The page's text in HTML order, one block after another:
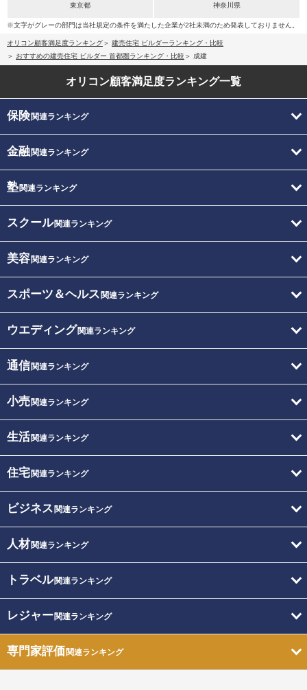
東京都 神奈川県
※文字がグレーの部門は当社規定の条件を満たした企業が2社未満のため発表しておりません。
オリコン顧客満足度ランキング
建売住宅 ビルダーランキング・比較
おすすめの建売住宅 ビルダー 首都圏ランキング・比較
成建
オリコン顧客満足度ランキング一覧
保険関連ランキング
金融関連ランキング
塾関連ランキング
スクール関連ランキング
美容関連ランキング
スポーツ＆ヘルス 関連ランキング
ウエディング関連ランキング
通信関連ランキング
小売関連ランキング
生活関連ランキング
住宅関連ランキング
ビジネス 関連ランキング
人材関連ランキング
トラベル関連ランキング
レジャー関連ランキング
専門家評価関連ランキング